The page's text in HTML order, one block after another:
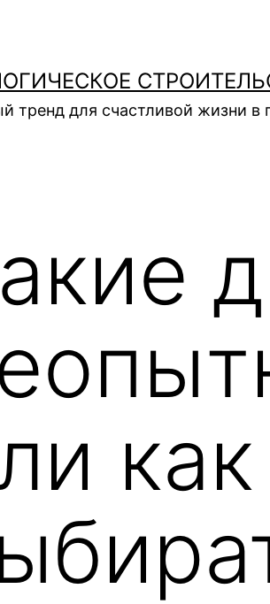
тренд для счастливой жизни в